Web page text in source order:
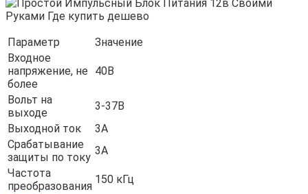
Параметр
Значение
Входное
напряжение, не
более
40В
Вольт на
выходе
3-37В
Выходной ток
3А
Срабатывание
защиты по току
3А
Частота
преобразования
150 кГц